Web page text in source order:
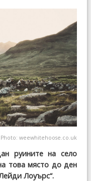
Photo: weewhitehoose.co.uk
руините на село
това място до ден
Лоуърс“.